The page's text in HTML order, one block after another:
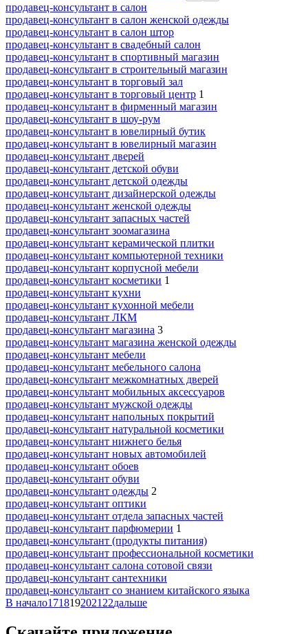
продавец-консультант в салон
продавец-консультант в салон женской одежды
продавец-консультант в салон штор
продавец-консультант в свадебный салон
продавец-консультант в спортивный магазин
продавец-консультант в строительный магазин
продавец-консультант в торговый зал
продавец-консультант в торговый центр 1
продавец-консультант в фирменный магазин
продавец-консультант в шоу-рум
продавец-консультант в ювелирный бутик
продавец-консультант в ювелирный магазин
продавец-консультант дверей
продавец-консультант детской обуви
продавец-консультант детской одежды
продавец-консультант дизайнерской одежды
продавец-консультант женской одежды
продавец-консультант запасных частей
продавец-консультант зоомагазина
продавец-консультант керамической плитки
продавец-консультант компьютерной техники
продавец-консультант корпусной мебели
продавец-консультант косметики 1
продавец-консультант кухни
продавец-консультант кухонной мебели
продавец-консультант ЛКМ
продавец-консультант магазина 3
продавец-консультант магазина женской одежды
продавец-консультант мебели
продавец-консультант мебельного салона
продавец-консультант межкомнатных дверей
продавец-консультант мобильных аксессуаров
продавец-консультант мужской одежды
продавец-консультант напольных покрытий
продавец-консультант натуральной косметики
продавец-консультант нижнего белья
продавец-консультант новых автомобилей
продавец-консультант обоев
продавец-консультант обуви
продавец-консультант одежды 2
продавец-консультант оптики
продавец-консультант отдела запасных частей
продавец-консультант парфюмерии 1
продавец-консультант (продукты питания)
продавец-консультант профессиональной косметики
продавец-консультант салона сотовой связи
продавец-консультант сантехники
продавец-консультант со знанием китайского языка
В начало1718192021 22дальше